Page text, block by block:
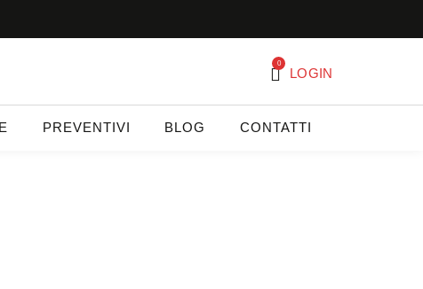
0
LOGIN
PREVENTIVI BLOG CONTATTI